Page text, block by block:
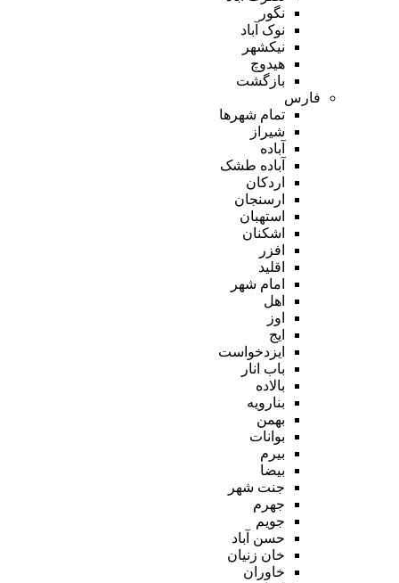
نگور
نوک آباد
نیکشهر
هیدوچ
بازگشت
فارس
تمام شهر‌ها
شیراز
آباده
آباده طشک
اردکان
ارسنجان
استهبان
اشکنان
افزر
اقلید
امام شهر
اهل
اوز
ایج
ایزدخواست
باب انار
بالاده
بنارویه
بهمن
بوانات
بیرم
بیضا
جنت شهر
جهرم
جویم
حسن آباد
خان زنیان
خاوران